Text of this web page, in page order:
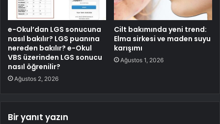
e-Okul’dan LGS sonucuna
nasıl bakılır? LGS puanına
nereden bakılır? e-Okul
VBS üzerinden LGS sonucu
nasıl öğrenilir?
Ağustos 2, 2026
Cilt bakımında yeni trend:
Elma sirkesi ve maden suyu
karışımı
Ağustos 1, 2026
Bir yanıt yazın